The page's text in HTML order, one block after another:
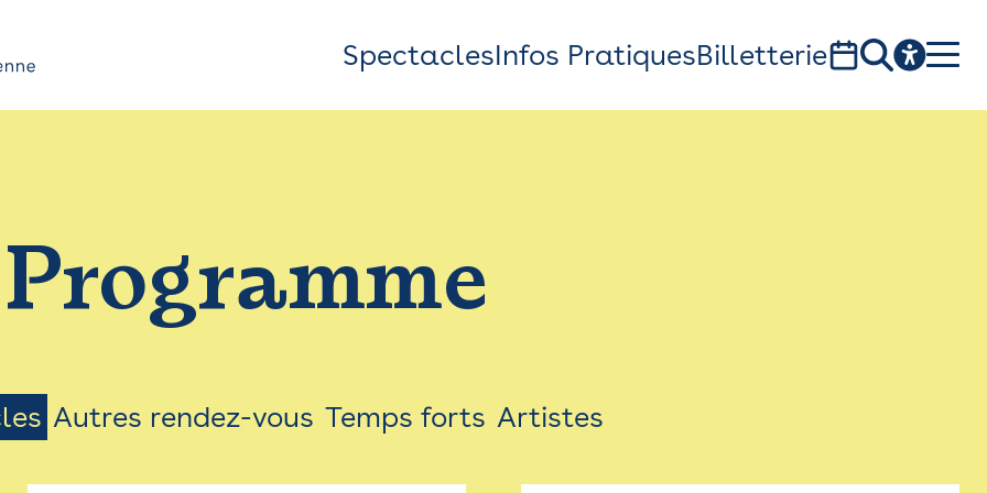
Top
Bar
Menu
SpectaclesInfos PratiquesBilletterie
1, av. du Chateau d'eau - 31300 Toulouse
Programme
Autres rendez-vous Temps forts Artistes